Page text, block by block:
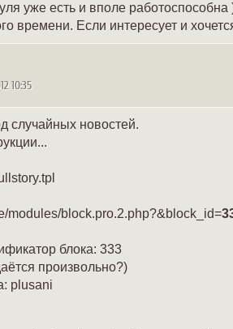
уже есть и вполе
времени. Если интересует и
10:35
случайных новостей.
modules/block.pro.2.php?&block_id=
блока: 333
произвольно?)
plusani